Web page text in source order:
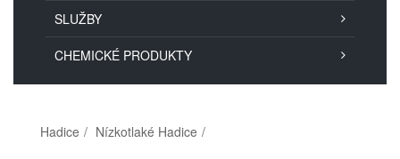
SLUŽBY
CHEMICKÉ PRODUKTY
Hadice Nízkotlaké Hadice